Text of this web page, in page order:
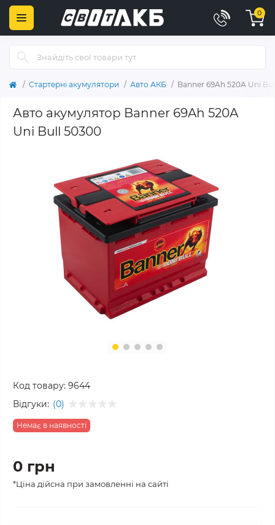
0
Стартерні акумулятори Авто АКБ Banner 69Ah 520A Uni
Авто акумулятор Banner 69Ah 520A
Uni Bull 50300
Код товару: 9644
Відгуки: (0)
Немає в наявності
0 грн
*Ціна дійсна при замовленні на сайті